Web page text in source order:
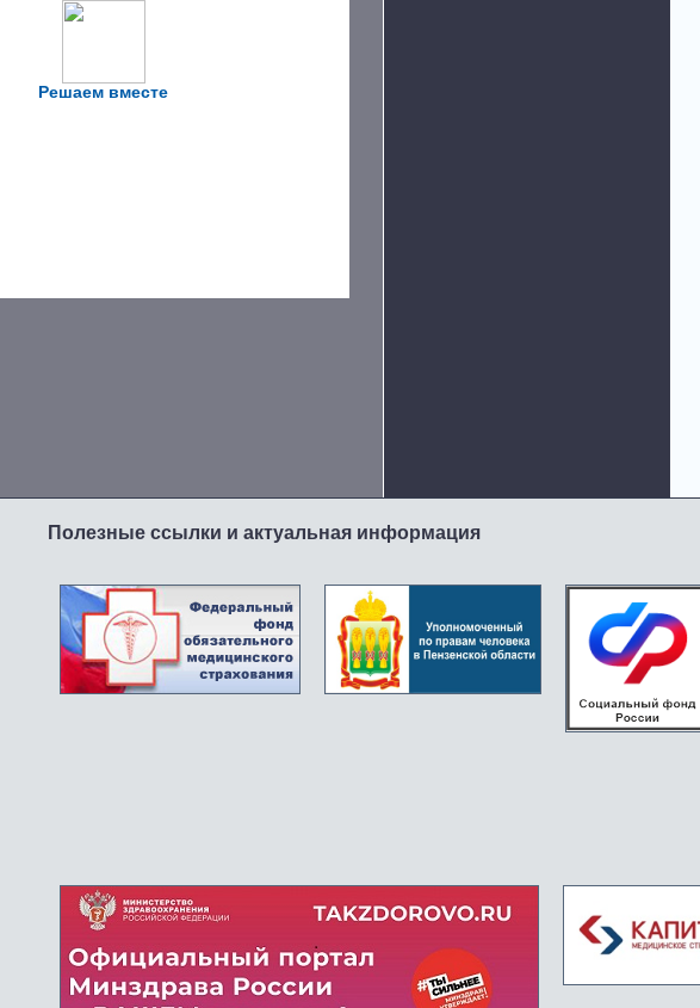
Решаем вместе
Полезные ссылки и актуальная информация